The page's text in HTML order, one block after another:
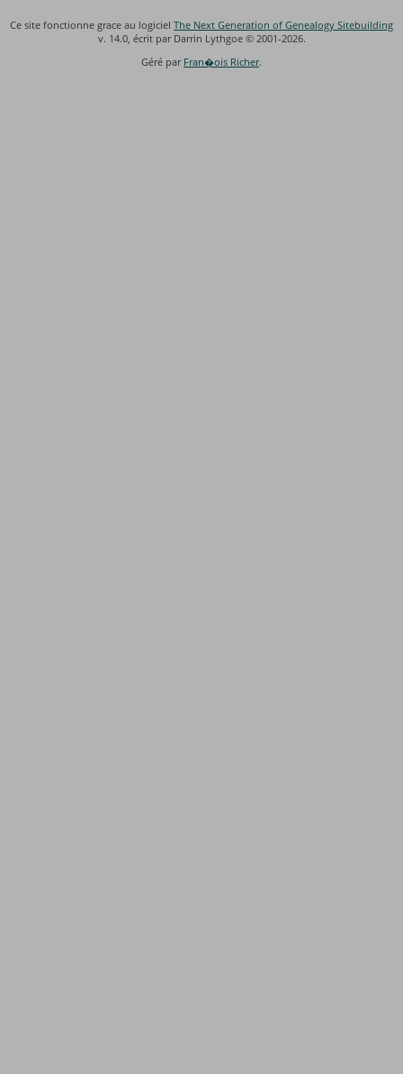
Ce site fonctionne grace au logiciel The Next Generation of Genealogy Sitebuilding
v. 14.0, écrit par Darrin Lythgoe © 2001-2026.
Géré par Fran�ois Richer.